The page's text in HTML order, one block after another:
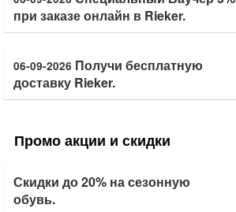
при заказе онлайн в Rieker.
06-09-2026 Получи бесплатную
доставку Rieker.
Промо акции и скидки
Скидки до 20% на сезонную
обувь.